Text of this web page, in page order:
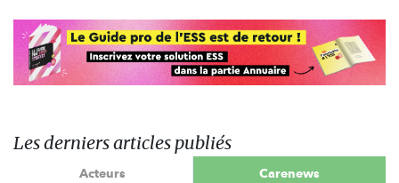
Les derniers articles publiés
Acteurs Carenews